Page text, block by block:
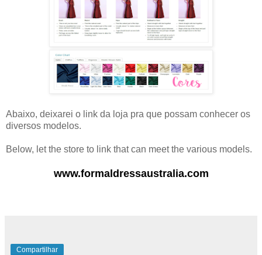
Abaixo, deixarei o link da loja pra que possam conhecer os
diversos modelos.
Below, let the store to link that can meet the various models.
www.formaldressaustralia.com
Compartilhar